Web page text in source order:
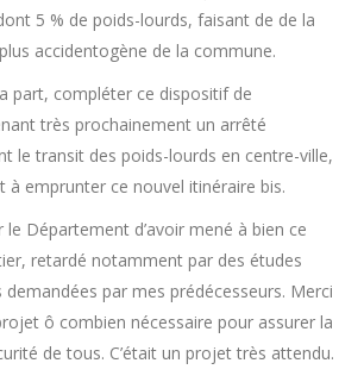
5 % de poids-lourds, faisant de de la
accidentogène de la commune.
part, compléter ce dispositif de
très prochainement un arrêté
le transit des poids-lourds en centre-ville,
à emprunter ce nouvel itinéraire bis.
le Département d’avoir mené à bien ce
retardé notamment par des études
par mes prédécesseurs. Merci
ô combien nécessaire pour assurer la
de tous. C’était un projet très attendu.